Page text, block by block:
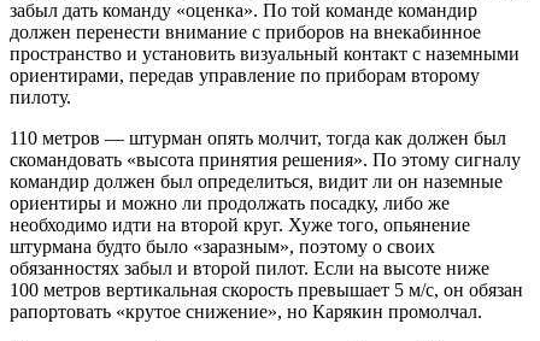
забыл дать команду «оценка». По той команде командир
должен перенести внимание с приборов на внекабинное
пространство и установить визуальный контакт с наземными
ориентирами, передав управление по приборам второму
пилоту.
110 метров — штурман опять молчит, тогда как должен был
скомандовать «высота принятия решения». По этому сигналу
командир должен был определиться, видит ли он наземные
ориентиры и можно ли продолжать посадку, либо же
необходимо идти на второй круг. Хуже того, опьянение
штурмана будто было «заразным», поэтому о своих
обязанностях забыл и второй пилот. Если на высоте ниже
100 метров вертикальная скорость превышает 5 м/с, он обязан
рапортовать «крутое снижение», но Карякин промолчал.